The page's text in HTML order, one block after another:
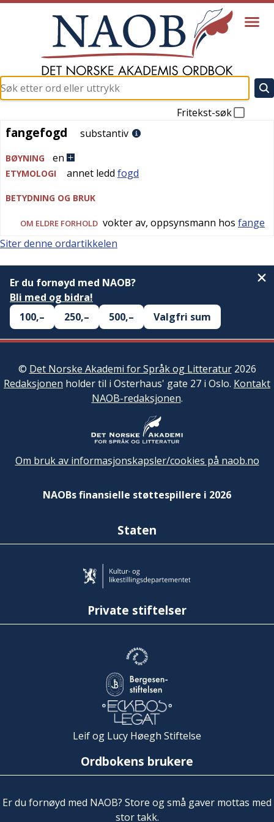
Fritekst-søk
fangefogd
fangefogd substantiv
BØYNING en
ETYMOLOGI annet ledd fogd
BETYDNING OG BRUK
OM ELDRE FORHOLD vokter av, oppsynsmann hos fange
Siter denne ordartikkelen
Er du fornøyd med NAOB?
Bli med og bidra!
100,–
250,– 500,– Valgfri sum
© Det Norske Akademi for Språk og Litteratur2026
Redaksjonen holder til i Osterhaus' gate 27 i Oslo. Kontakt
NAOB-redaksjonen.
Om bruk av informasjonskapsler/cookies på naob.no
NAOBs finansielle støttespillere i 2026
Staten
Private stiftelser
Leif og Lucy Høegh Stiftelse
Ordbokens brukere
Er du fornøyd med NAOB? Store og små gaver mottas med
stor takk.